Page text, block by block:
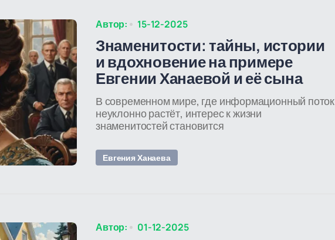
Автор: 15-12-2025
Знаменитости: тайны, истории
и вдохновение на примере
Евгении Ханаевой и её сына
В современном мире, где информационный поток
неуклонно растёт, интерес к жизни
знаменитостей становится
Евгения Ханаева
Автор: 01-12-2025